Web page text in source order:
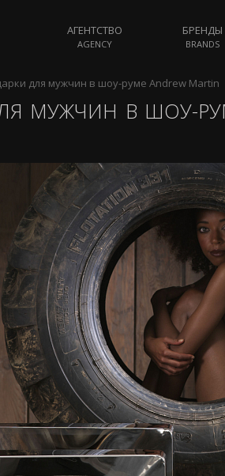
АГЕНТСТВО
AGENCY
БРЕНДЫ
BRANDS
для мужчин в шоу-руме Andrew Martin
МУЖЧИН В ШОУ-